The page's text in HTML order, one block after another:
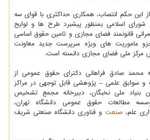
این حکم انتصاب، همکاری حداکثری با قوای سه
اسلامی بمنظور پیشبرد طرح ها و لوایح
قانونمند فضای مجازی و تامین حقوق اساسی
ماموریت های ویژه سرپرست جدید معاونت
مرکز ملی فضای مجازی دانسته است.
محمد صادق فراهانی دکترای حقوق عمومی از
و سوابق علمی – پژوهشی قابل توجهی در مراکز
ملی نخبگان، دبیرخانه مجمع تشخیص
مطالعات حقوق عمومی دانشگاه تهران،
علم، صنعت و فناوری دانشگاه صنعتی شریف